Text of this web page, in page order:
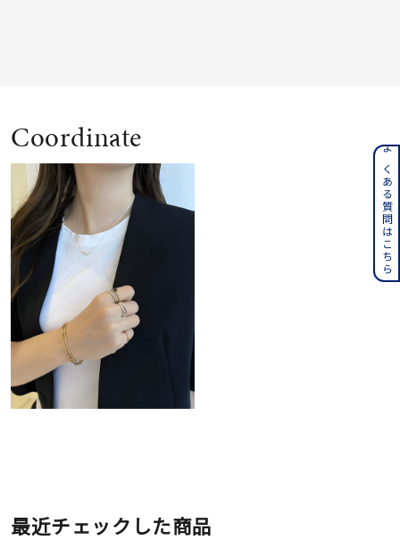
Coordinate
最近チェックした商品
よくある質問はこちら